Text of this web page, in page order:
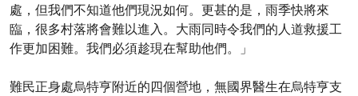
處，但我們不知道他們現況如何。更甚的是，雨季快將來
臨，很多村落將會難以進入。大雨同時令我們的人道救援工
作更加困難。我們必須趁現在幫助他們。」
難民正身處烏特亨附近的四個營地，無國界醫生在烏特亨支